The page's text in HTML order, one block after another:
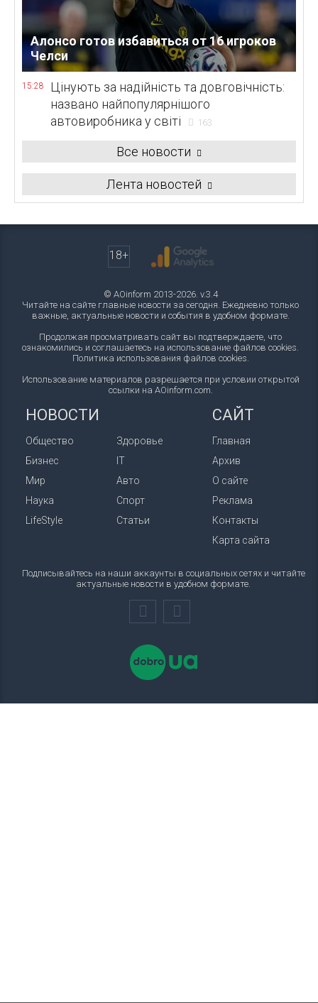
Алонсо готов избавиться от 16 игроков
Челси
15:28
Цінують за надійність та довговічність:
названо найпопулярнішого
автовиробника у світі
163
Все новости
Лента новостей
18+
© AOinform 2013-2026. v.3.4
Читайте на сайте главные новости за сегодня. Ежедневно только
важные, актуальные новости и события в удобном формате.
Продолжая просматривать сайт вы подтверждаете, что
ознакомились и соглашаетесь на использование файлов cookies.
Политика использования файлов cookies.
Использование материалов разрешается при условии открытой
ссылки на AOinform.com.
НОВОСТИ
Общество
Бизнес
Мир
Наука
LifeStyle
Здоровье
IT
Авто
Спорт
Статьи
САЙТ
Главная
Архив
О сайте
Реклама
Контакты
Карта сайта
Подписывайтесь на наши аккаунты в социальных сетях и читайте
актуальные новости в удобном формате.